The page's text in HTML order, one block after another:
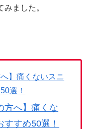
ました。
】痛くないスニ
選！
方へ】痛くな
すめ50選！